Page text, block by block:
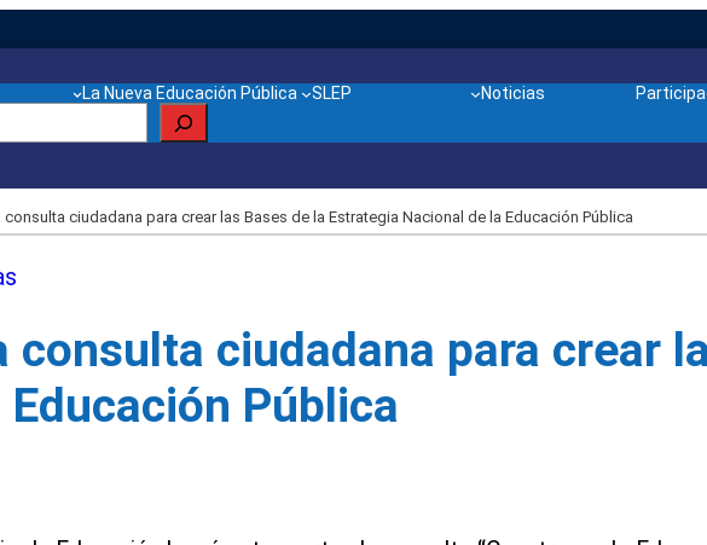
La Nueva Educación Pública SLEP Noticias
ciudadana para crear las Bases de la Estrategia Nacional de la Educación Pública
consulta ciudadana para crear
Pública